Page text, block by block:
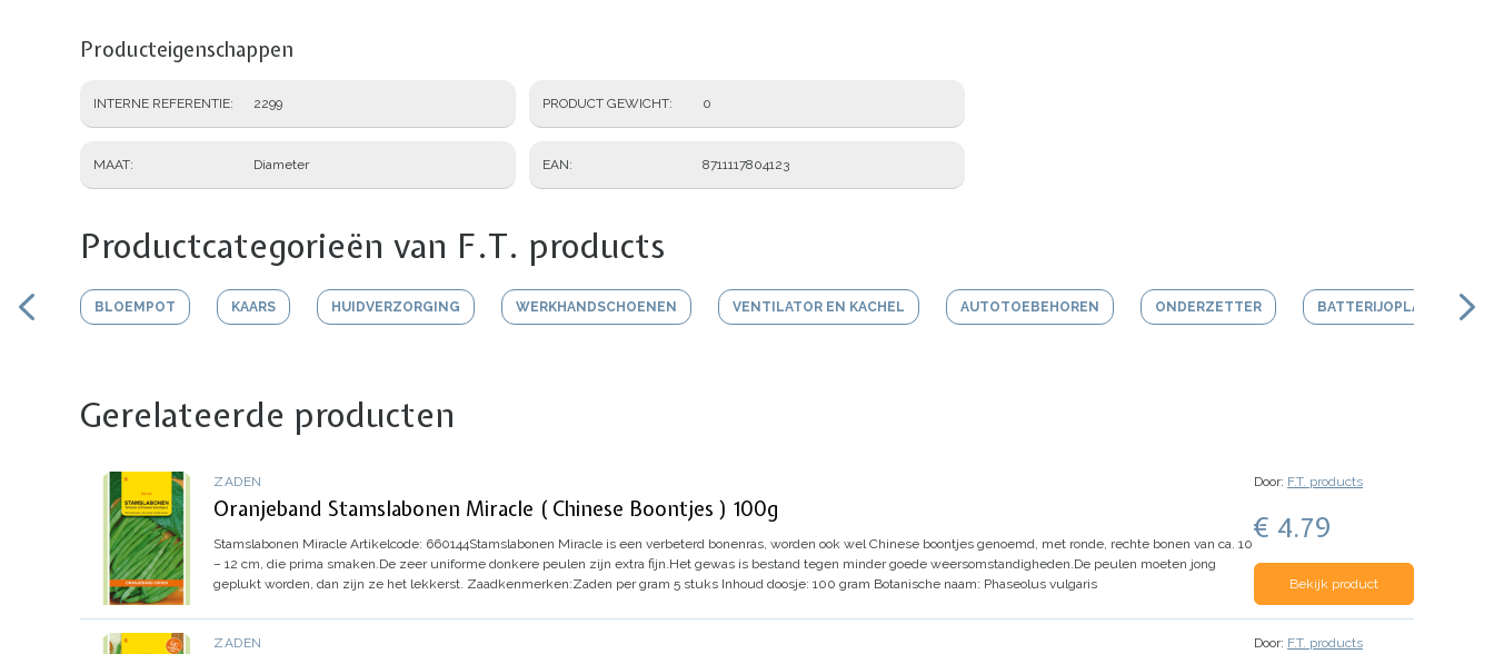
Producteigenschappen
INTERNE REFERENTIE 2299
MAAT Diameter
PRODUCT GEWICHT 0
EAN 8711117804123
Productcategorieën van F.T. products
BLOEMPOT KAARS HUIDVERZORGING WERKHANDSCHOENEN VENTILATOR EN KACHEL AUTOTOEBEHOREN ONDERZETTER BATTERIJOPLADER
Gerelateerde producten
ZADEN
Oranjeband Stamslabonen Miracle ( Chinese Boontjes ) 100g
Stamslabonen Miracle Artikelcode: 660144Stamslabonen Miracle is een verbeterd bonenras, worden ook wel Chinese boontjes genoemd, met ronde, rechte bonen van ca. 10
– 12 cm, die prima smaken.De zeer uniforme donkere peulen zijn extra fijn.Het gewas is bestand tegen minder goede weersomstandigheden.De peulen moeten jong
geplukt worden, dan zijn ze het lekkerst. Zaadkenmerken:Zaden per gram 5 stuks Inhoud doosje: 100 gram Botanische naam: Phaseolus vulgaris
Door: F.T. products
€ 4.79
Bekijk product
ZADEN Door: F.T. products